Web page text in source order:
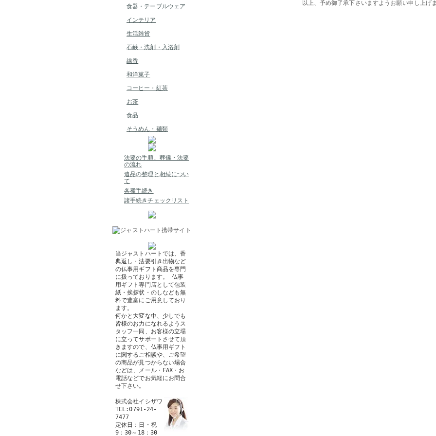
食器・テーブルウェア
インテリア
生活雑貨
石鹸・洗剤・入浴剤
線香
和洋菓子
コーヒー・紅茶
お茶
食品
そうめん・麺類
法要の手順、葬儀・法要
の流れ
遺品の整理と相続につい
て
各種手続き
諸手続きチェックリスト
当ジャストハートでは、香
典返し・法要引き出物など
の仏事用ギフト商品を専門
に扱っております。 仏事
用ギフト専門店として包装
紙・挨拶状・のしなども無
料で豊富にご用意しており
ます。
何かと大変な中、少しでも
皆様のお力になれるようス
タッフ一同、お客様の立場
に立ってサポートさせて頂
きますので、仏事用ギフト
に関するご相談や、ご希望
の商品が見つからない場合
などは、メール・FAX・お
電話などでお気軽にお問合
せ下さい。
株式会社イシザワ
TEL:0791-24-
7477
定休日：日・祝
9：30～18：30
以上、予め御了承下さいますようお願い申し上げ